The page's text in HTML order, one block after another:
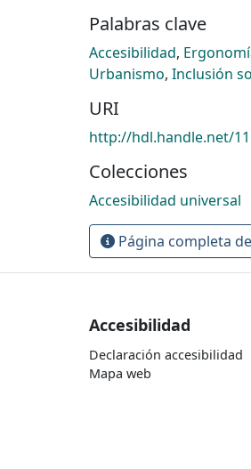
Palabras clave
Accesibilidad,
Urbanismo, Inclusión
URI
http://hdl.handle.net/
Colecciones
Accesibilidad universal
Página completa
Accesibilidad
Declaración accesibilidad
Mapa web